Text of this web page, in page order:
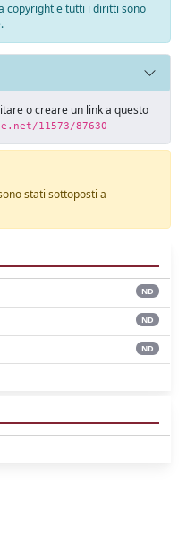
copyright e tutti i diritti sono
o creare un link a questo
11573/87630
stati sottoposti a
ND
ND
ND